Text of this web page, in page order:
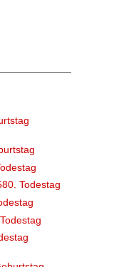
Todestag